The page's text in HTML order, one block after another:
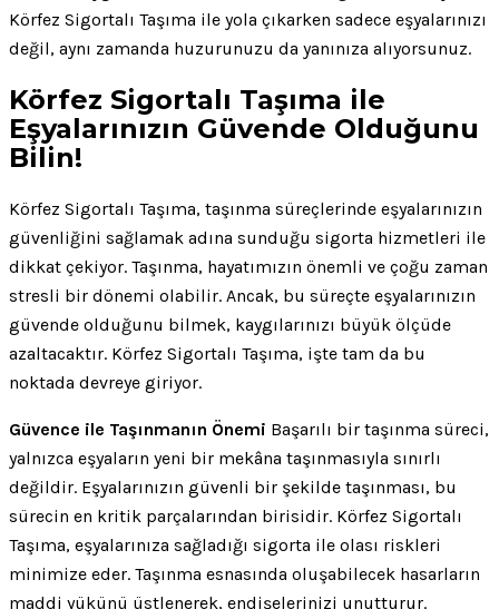
Körfez Sigortalı Taşıma ile yola çıkarken sadece eşyalarınızı
değil, aynı zamanda huzurunuzu da yanınıza alıyorsunuz.
Körfez Sigortalı Taşıma ile
Eşyalarınızın Güvende Olduğunu
Bilin!
Körfez Sigortalı Taşıma, taşınma süreçlerinde eşyalarınızın
güvenliğini sağlamak adına sunduğu sigorta hizmetleri ile
dikkat çekiyor. Taşınma, hayatımızın önemli ve çoğu zaman
stresli bir dönemi olabilir. Ancak, bu süreçte eşyalarınızın
güvende olduğunu bilmek, kaygılarınızı büyük ölçüde
azaltacaktır. Körfez Sigortalı Taşıma, işte tam da bu
noktada devreye giriyor.
Güvence ile Taşınmanın Önemi Başarılı bir taşınma süreci,
yalnızca eşyaların yeni bir mekâna taşınmasıyla sınırlı
değildir. Eşyalarınızın güvenli bir şekilde taşınması, bu
sürecin en kritik parçalarından birisidir. Körfez Sigortalı
Taşıma, eşyalarınıza sağladığı sigorta ile olası riskleri
minimize eder. Taşınma esnasında oluşabilecek hasarların
maddi yükünü üstlenerek, endişelerinizi unutturur.